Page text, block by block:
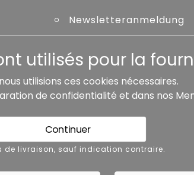
Newsletteranmeldung
de vente Accessibilité
utilisés pour la
utilisions ces cookies nécessaires.
de confidentialité et dans nos
Continuer
de livraison, sauf indication contraire.